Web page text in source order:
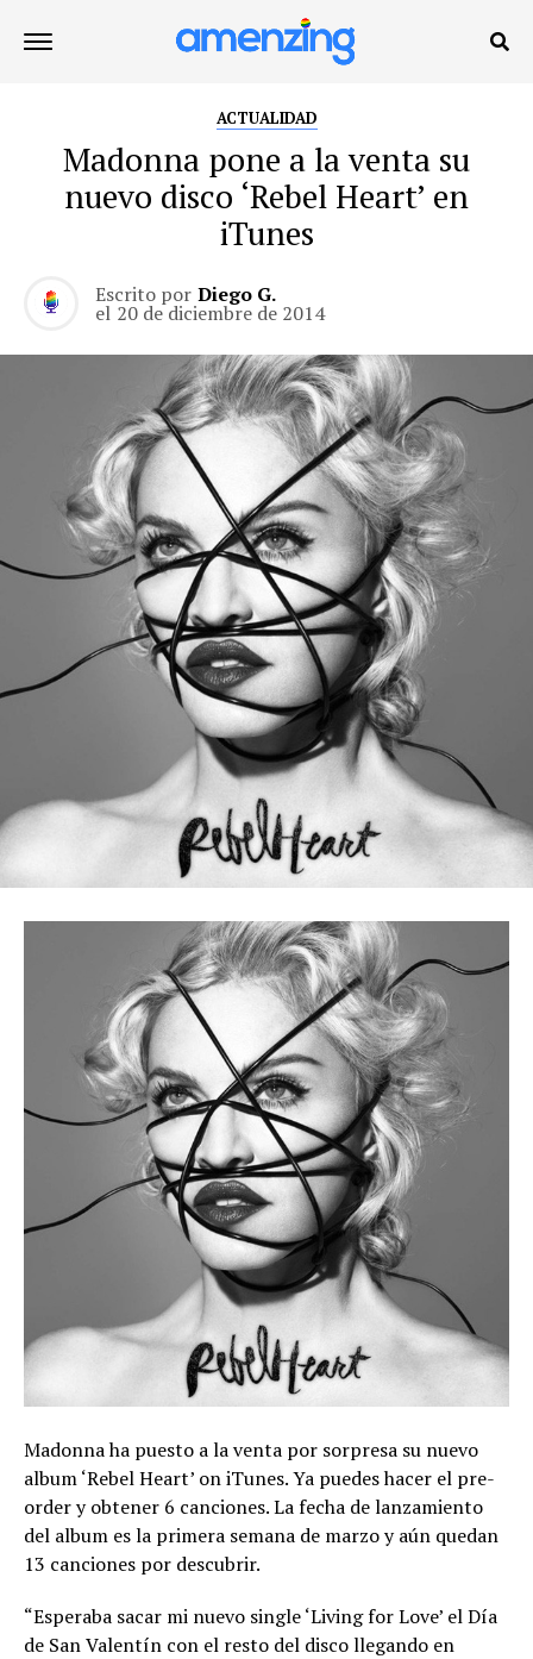
ACTUALIDAD
Madonna pone a la venta su
nuevo disco ‘Rebel Heart’ en
iTunes
Escrito por Diego G.
el 20 de diciembre de 2014
Madonna ha puesto a la venta por sorpresa su nuevo
album ‘Rebel Heart’ on iTunes. Ya puedes hacer el pre-
order y obtener 6 canciones. La fecha de lanzamiento
del album es la primera semana de marzo y aún quedan
13 canciones por descubrir.
“Esperaba sacar mi nuevo single ‘Living for Love’ el Día
de San Valentín con el resto del disco llegando en